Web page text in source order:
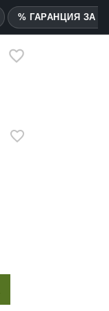
% ГАРАНЦИЯ ЗА